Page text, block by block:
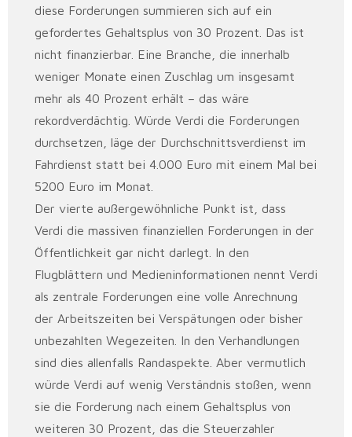
diese Forderungen summieren sich auf ein
gefordertes Gehaltsplus von 30 Prozent. Das ist
nicht finanzierbar. Eine Branche, die innerhalb
weniger Monate einen Zuschlag um insgesamt
mehr als 40 Prozent erhält – das wäre
rekordverdächtig. Würde Verdi die Forderungen
durchsetzen, läge der Durchschnittsverdienst im
Fahrdienst statt bei 4.000 Euro mit einem Mal bei
5200 Euro im Monat.
Der vierte außergewöhnliche Punkt ist, dass
Verdi die massiven finanziellen Forderungen in der
Öffentlichkeit gar nicht darlegt. In den
Flugblättern und Medieninformationen nennt Verdi
als zentrale Forderungen eine volle Anrechnung
der Arbeitszeiten bei Verspätungen oder bisher
unbezahlten Wegezeiten. In den Verhandlungen
sind dies allenfalls Randaspekte. Aber vermutlich
würde Verdi auf wenig Verständnis stoßen, wenn
sie die Forderung nach einem Gehaltsplus von
weiteren 30 Prozent, das die Steuerzahler